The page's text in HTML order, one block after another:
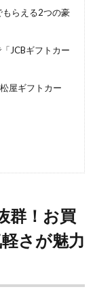
もらえる2つの豪
JCBギフトカー
屋ギフトカー
群！お買
さが魅力